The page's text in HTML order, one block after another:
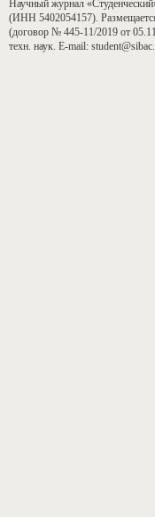
Научный журнал
(ИНН 5402054157).
(договор № 445-11/2019 от
техн. наук. E-mail: